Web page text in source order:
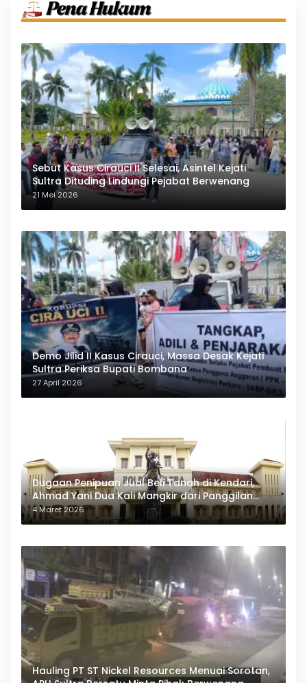
Sebut Kasus Cirauci II Selesai, Asintel Kejati
Sultra Dituding Lindungi Pejabat Berwenang
21 Mei 2026
Demo Jilid II Kasus Cirauci, Massa Desak Kejati
Sultra Periksa Bupati Bombana
27 April 2026
Dugaan Penipuan Jual Beli Tanah di Kendari,
Ahmad Yani Dua Kali Mangkir dari Panggilan
Polda Sultra
4 Maret 2026
Hauling PT ST Nickel Resources Menuai Sorotan,